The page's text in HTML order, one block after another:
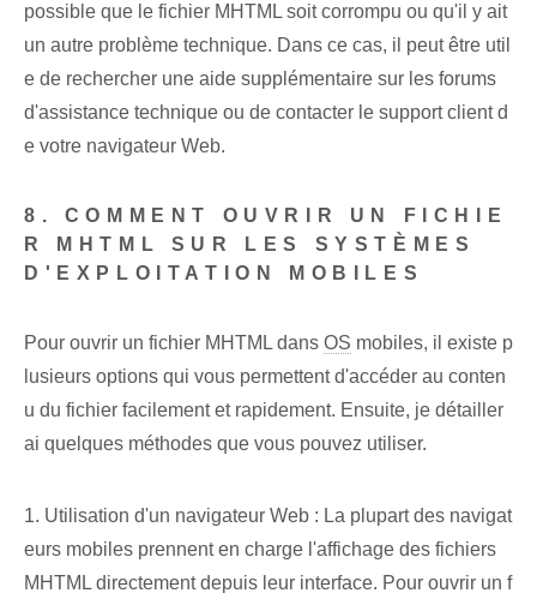
possible que le fichier MHTML soit corrompu ou qu'il y ait
un autre problème technique. Dans ce cas, il peut être util
e de rechercher une aide supplémentaire sur les forums
d'assistance technique ou de contacter le support client d
e votre navigateur Web.
8. COMMENT OUVRIR UN FICHIE
R MHTML SUR LES SYSTÈMES
D'EXPLOITATION MOBILES
Pour ouvrir un fichier MHTML dans OS mobiles, il existe p
lusieurs options qui vous permettent d'accéder au conten
u du fichier facilement et rapidement. Ensuite, je détailler
ai quelques méthodes que vous pouvez utiliser.
1. Utilisation d'un navigateur Web : La plupart des navigat
eurs mobiles prennent en charge l'affichage des fichiers
MHTML directement depuis leur interface. Pour ouvrir un f